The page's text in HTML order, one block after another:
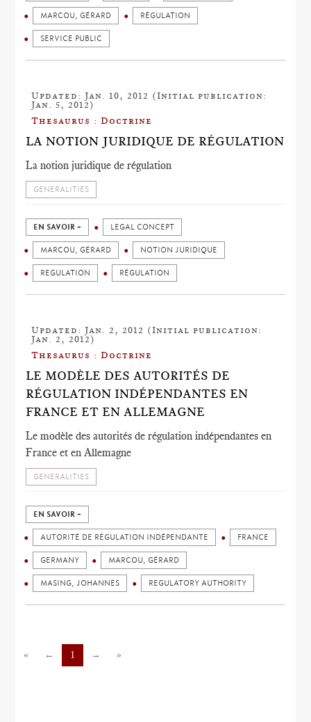
MARCOU, GÉRARD RÉGULATION
SERVICE PUBLIC
Updated: Jan. 10, 2012 (Initial publication:
Jan. 5, 2012)
Thesaurus : Doctrine
LA NOTION JURIDIQUE DE RÉGULATION
La notion juridique de régulation
GENERALITIES
EN SAVOIR + LEGAL CONCEPT
MARCOU, GÉRARD NOTION JURIDIQUE
REGULATION RÉGULATION
Updated: Jan. 2, 2012 (Initial publication:
Jan. 2, 2012)
Thesaurus : Doctrine
LE MODÈLE DES AUTORITÉS DE
RÉGULATION INDÉPENDANTES EN
FRANCE ET EN ALLEMAGNE
Le modèle des autorités de régulation indépendantes en
France et en Allemagne
GENERALITIES
EN SAVOIR +
AUTORITÉ DE RÉGULATION INDÉPENDANTE FRANCE
GERMANY MARCOU, GÉRARD
MASING, JOHANNES REGULATORY AUTHORITY
« ← 1 → »